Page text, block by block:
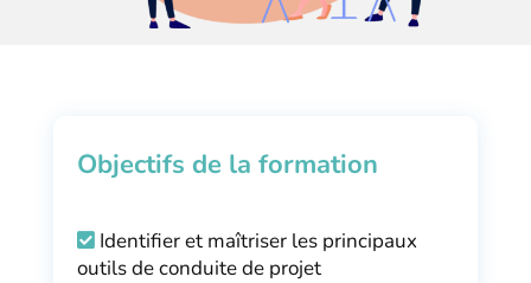
Objectifs de la formation
Identifier et maîtriser les principaux
outils de conduite de projet